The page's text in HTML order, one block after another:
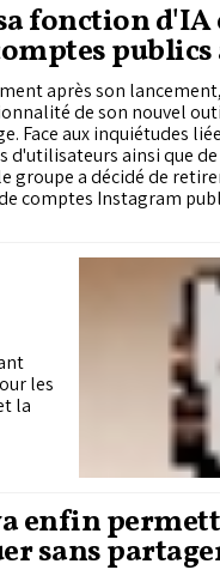
fonction
publics
après son
de son nouvel
Face aux inquiétudes
d'utilisateurs ainsi que
groupe a décidé de
comptes Instagram
les
la
enfin
sans